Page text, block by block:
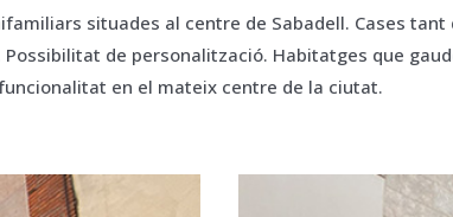
situades al centre de Sabadell. Cases tant
Possibilitat de personalització. Habitatges que
en el mateix centre de la ciutat.